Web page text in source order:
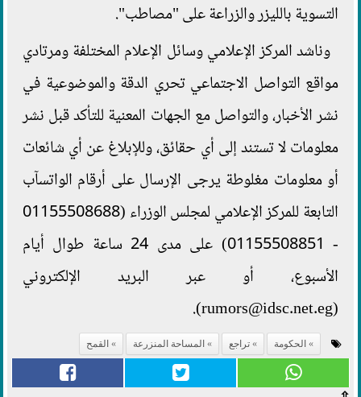
التسوية بالليزر والزراعة على "مصاطب".
وناشد المركز الإعلامي وسائل الإعلام المختلفة ومرتادي
مواقع التواصل الاجتماعي تحري الدقة والموضوعية في
نشر الأخبار، والتواصل مع الجهات المعنية للتأكد قبل نشر
معلومات لا تستند إلى أي حقائق، وللإبلاغ عن أي شائعات
أو معلومات مغلوطة يرجى الإرسال على أرقام الواتسآب
التابعة للمركز الإعلامي لمجلس الوزراء (01155508688
- 01155508851) على مدى 24 ساعة طوال أيام
الأسبوع، أو عبر البريد الإلكتروني
(rumors@idsc.net.eg).
الحكومة تراجع المساحة المنزرعة القمح